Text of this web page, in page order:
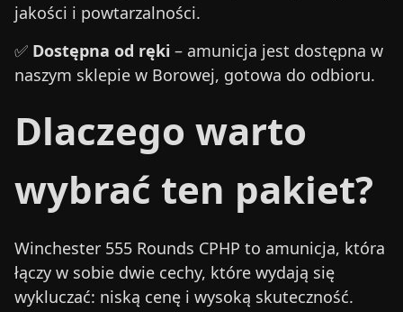
jakości i powtarzalności.
✅ Dostępna od ręki – amunicja jest dostępna w
naszym sklepie w Borowej, gotowa do odbioru.
Dlaczego warto
wybrać ten pakiet?
Winchester 555 Rounds CPHP to amunicja, która
łączy w sobie dwie cechy, które wydają się
wykluczać: niską cenę i wysoką skuteczność.